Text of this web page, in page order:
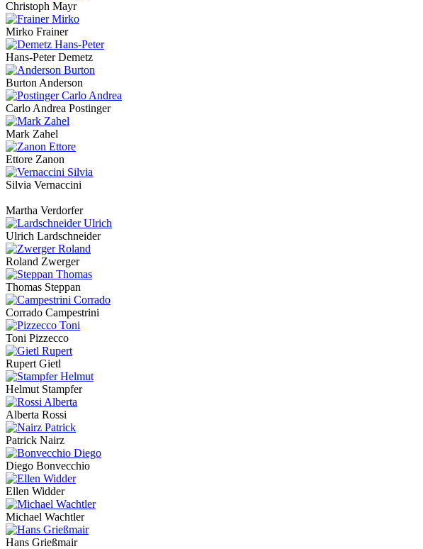
Christoph Mayr
Mirko Frainer
Hans-Peter Demetz
Burton Anderson
Carlo Andrea Postinger
Mark Zahel
Ettore Zanon
Silvia Vernaccini
Martha Verdorfer
Ulrich Lardschneider
Roland Zwerger
Thomas Steppan
Corrado Campestrini
Toni Pizzecco
Rupert Gietl
Helmut Stampfer
Alberta Rossi
Patrick Nairz
Diego Bonvecchio
Ellen Widder
Michael Wachtler
Hans Grießmair